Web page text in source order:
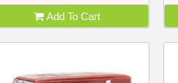
Add To Cart